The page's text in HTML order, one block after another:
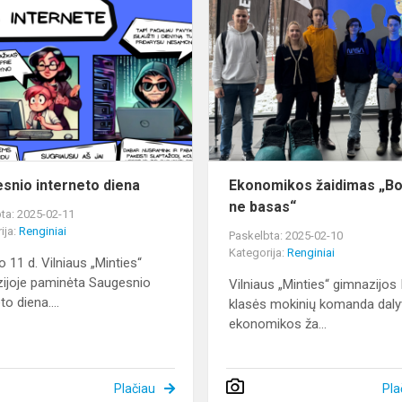
Saugesnio
interneto
diena
interneto diena
2025-02-11
Renginiai
11 d. Vilniaus „Minties“
paminėta Saugesnio
diena....
Plačiau
Ekonomikos žaidimas
ne basas“
Paskelbta: 2025-02-10
Kategorija:Renginiai
Vilniaus „Minties“ gimnazijos
klasės mokinių komanda
ekonomikos ža...